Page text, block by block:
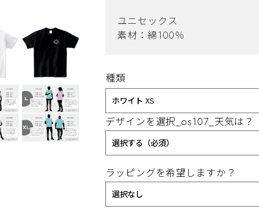
ユニセックス
素材：綿100％
種類
デザインを選択_os107_天気は？
ラッピングを希望しますか？